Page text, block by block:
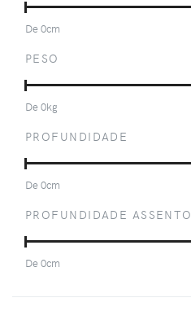
De0cm
PESO
De0kg
PROFUNDIDADE
De0cm
PROFUNDIDADE ASSENTO
De0cm